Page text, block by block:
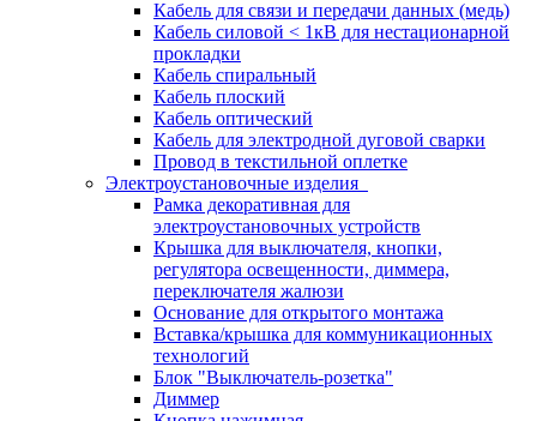
Кабель для связи и передачи данных (медь)
Кабель силовой < 1кВ для нестационарной
прокладки
Кабель спиральный
Кабель плоский
Кабель оптический
Кабель для электродной дуговой сварки
Провод в текстильной оплетке
Электроустановочные изделия
Рамка декоративная для
электроустановочных устройств
Крышка для выключателя, кнопки,
регулятора освещенности, диммера,
переключателя жалюзи
Основание для открытого монтажа
Вставка/крышка для коммуникационных
технологий
Блок "Выключатель-розетка"
Диммер